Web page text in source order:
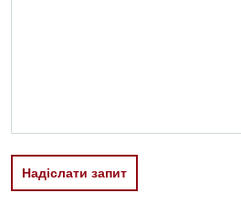
Пульмонологія
Ревматологія
Надіслати запит